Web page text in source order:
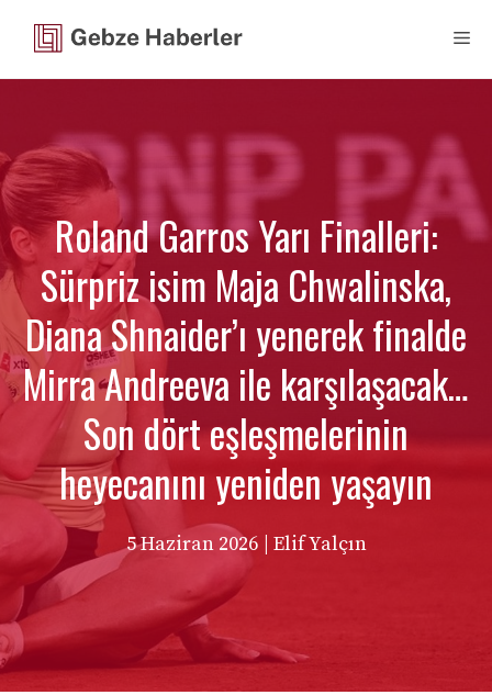
Roland Garros Yarı Finalleri:
Sürpriz isim Maja Chwalinska,
Diana Shnaider’ı yenerek finalde
Mirra Andreeva ile karşılaşacak…
Son dört eşleşmelerinin
heyecanını yeniden yaşayın
5 Haziran 2026 | Elif Yalçın